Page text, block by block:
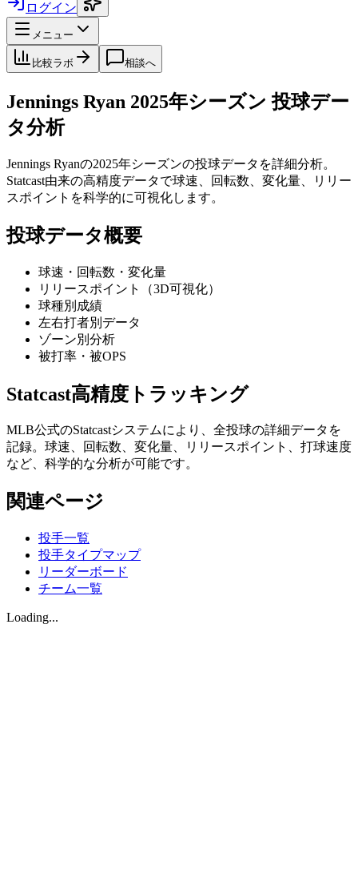
ログイン
メニュー
比較ラボ 相談へ
Jennings Ryan 2025年シーズン 投球デー
タ分析
Jennings Ryanの2025年シーズンの投球データを詳細分析。
Statcast由来の高精度データで球速、回転数、変化量、リリー
スポイントを科学的に可視化します。
投球データ概要
球速・回転数・変化量
リリースポイント（3D可視化）
球種別成績
左右打者別データ
ゾーン別分析
被打率・被OPS
Statcast高精度トラッキング
MLB公式のStatcastシステムにより、全投球の詳細データを
記録。球速、回転数、変化量、リリースポイント、打球速度
など、科学的な分析が可能です。
関連ページ
投手一覧
投手タイプマップ
リーダーボード
チーム一覧
Loading...